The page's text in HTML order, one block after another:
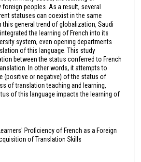
foreign peoples. As a result, several
statuses can coexist in the same
this general trend of globalization, Saudi
the learning of French into its
system, even opening departments
of this language. This study
between the status conferred to French
In other words, it attempts to
(positive or negative) of the status of
of translation teaching and learning,
of this language impacts the learning of
Proficiency of French as a Foreign
of Translation Skills